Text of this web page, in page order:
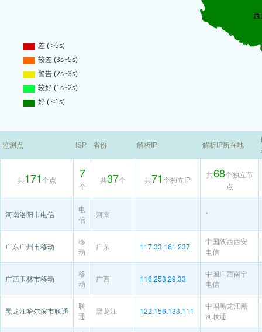
监测点 ISP 省份 解析IP 解析IP所在地
共171个点 7
个
共37个 共71个独立IP
共68个独立节
点
河南洛阳市电信
电
信
河南 *
广东广州市移动
移
动
广东 117.33.161.237
中国陕西西安
电信
广西玉林市移动
移
动
广西 116.253.29.33
中国广西南宁
电信
黑龙江哈尔滨市联通
联
通
黑龙江 122.156.133.111
中国黑龙江黑
河联通